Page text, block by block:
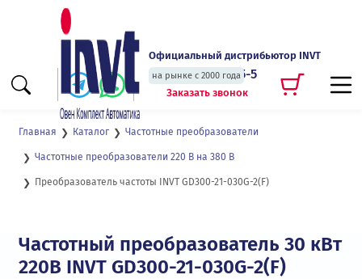
Официальный дистрибьютор INVT
на рынке с 2000 года
+7 (495) 135-135-5
Заказать звонок
Главная Каталог Частотные преобразователи
Частотные преобразователи 220 В на 380 В
Преобразователь частоты INVT GD300-21-030G-2(F)
Частотный преобразователь 30 кВт
220В INVT GD300-21-030G-2(F)